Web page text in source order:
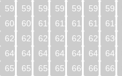
592
593 594 595 596 597 598
608
609 610 611 612 613 614
624
625 626 627 628 629 630
640
641 642 643 644 645 646
656
657 658 659 660 661 662